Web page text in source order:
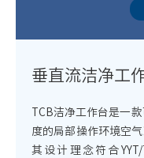
垂直流洁净工
TCB洁净工作台是一
度的局部操作环境空
其设计理念符合